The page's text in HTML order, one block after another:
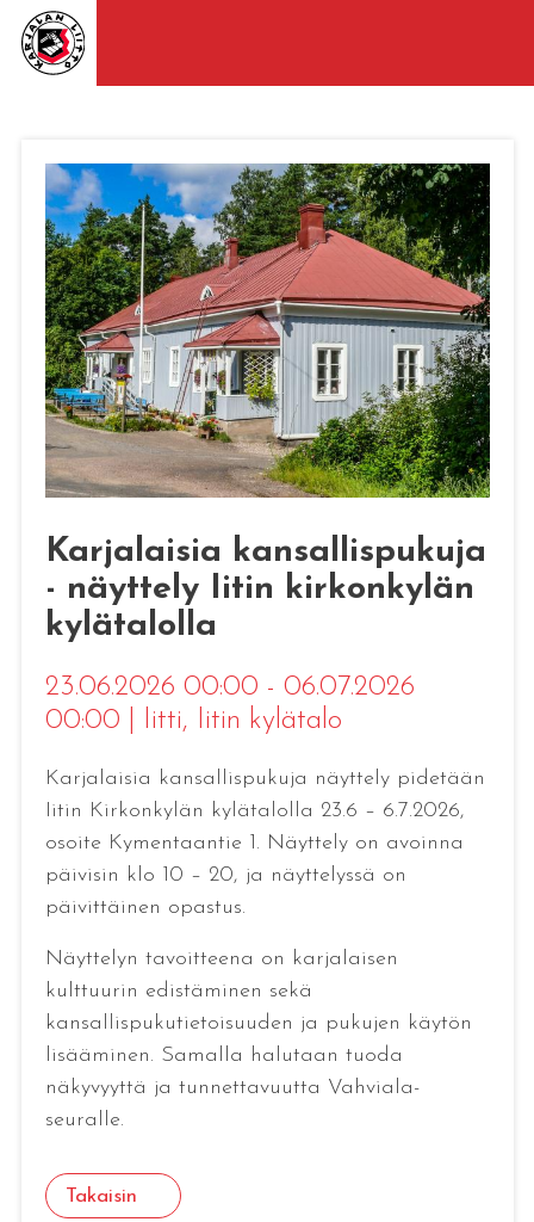
Karjalaisia kansallispukuja
- näyttely Iitin kirkonkylän
kylätalolla
23.06.2026 00:00 - 06.07.2026
00:00
Iitti, Iitin kylätalo
Karjalaisia kansallispukuja näyttely pidetään
Iitin Kirkonkylän kylätalolla 23.6 – 6.7.2026,
osoite Kymentaantie 1. Näyttely on avoinna
päivisin klo 10 – 20, ja näyttelyssä on
päivittäinen opastus.
Näyttelyn tavoitteena on karjalaisen
kulttuurin edistäminen sekä
kansallispukutietoisuuden ja pukujen käytön
lisääminen. Samalla halutaan tuoda
näkyvyyttä ja tunnettavuutta Vahviala-
seuralle.
Takaisin